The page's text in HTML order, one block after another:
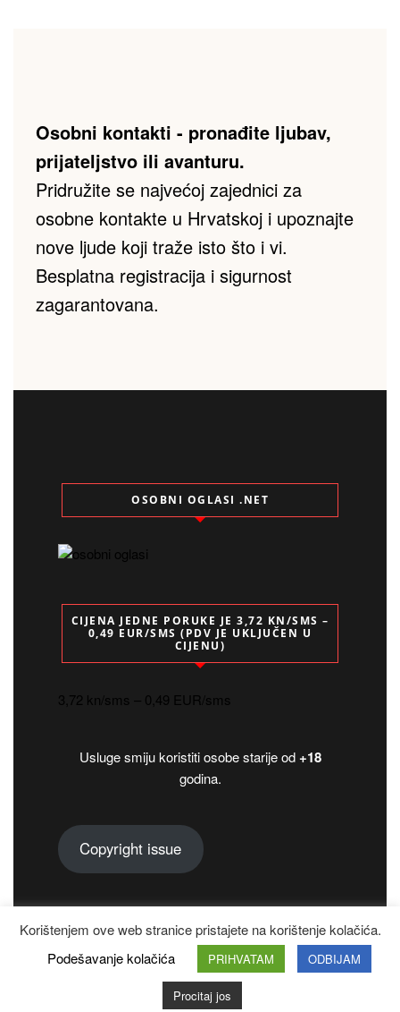
Osobni kontakti - pronađite ljubav,
prijateljstvo ili avanturu.
Pridružite se najvećoj zajednici za
osobne kontakte u Hrvatskoj i upoznajte
nove ljude koji traže isto što i vi.
Besplatna registracija i sigurnost
zagarantovana.
OSOBNI OGLASI .NET
CIJENA JEDNE PORUKE JE 3,72 KN/SMS –
0,49 EUR/SMS (PDV JE UKLJUČEN U
CIJENU)
3,72 kn/sms – 0,49 EUR/sms
Usluge smiju koristiti osobe starije od+18
godina.
Copyright issue
Copyright 2024.
Designed by
VineThemes
Korištenjem ove web stranice pristajete na korištenje kolačića.
Podešavanje kolačića
PRIHVATAM ODBIJAM
Procitaj jos